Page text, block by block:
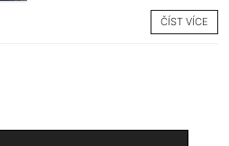
ČÍST VÍCE